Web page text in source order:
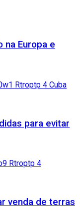
na Europa e
para evitar
venda de terras